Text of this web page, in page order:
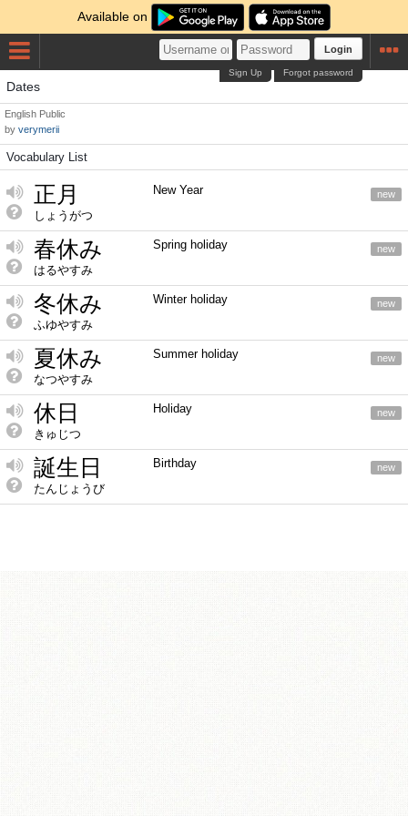
Available on
Login
Forgot password
Sign Up
Dates
English Public
by verymerii
Vocabulary List
正月
しょうがつ
New Year new
春休み
はるやすみ
Spring holiday new
冬休み
ふゆやすみ
Winter holiday new
夏休み
なつやすみ
Summer holiday new
休日
きゅじつ
Holiday new
誕生日
たんじょうび
Birthday new